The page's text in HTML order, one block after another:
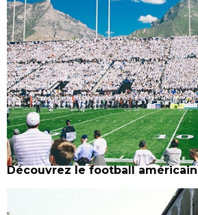
Découvrez le football américain